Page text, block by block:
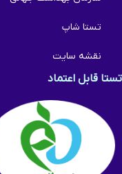
تستا شاپ
نقشه سایت
تستا قابل اعتماد